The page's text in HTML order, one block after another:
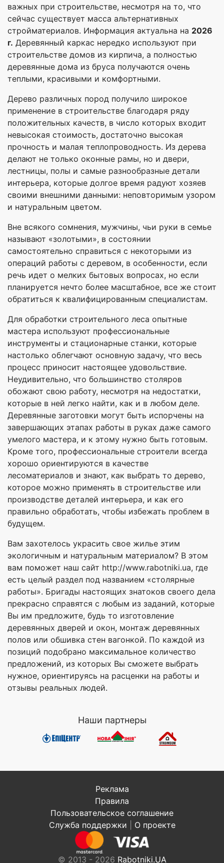
важных при строительстве, несмотря на то, что
сейчас существует масса альтернативных
стройматериалов. Информация актуальна на 2026
г. Деревянный каркас нередко используют при
строительстве домов из кирпича, а полностью
деревянные дома из бруса получаются очень
теплыми, красивыми и комфортными.
Дерево различных пород получило широкое
применение в строительстве благодаря ряду
положительных качеств, в число которых входит
невысокая стоимость, достаточно высокая
прочность и малая теплопроводность. Из дерева
делают не только оконные рамы, но и двери,
лестницы, полы и самые разнообразные детали
интерьера, которые долгое время радуют хозяев
своими внешними данными: неповторимым узором
и натуральным цветом.
Вне всякого сомнения, мужчины, чьи руки в семье
называют «золотыми», в состоянии
самостоятельно справиться с некоторыми из
операций работы с деревом, в особенности, если
речь идет о мелких бытовых вопросах, но если
планируется нечто более масштабное, все же стоит
обратиться к квалифицированным специалистам.
Для обработки строительного леса опытные
мастера используют профессиональные
инструменты и стационарные станки, которые
настолько облегчают основную задачу, что весь
процесс приносит настоящее удовольствие.
Неудивительно, что большинство столяров
обожают свою работу, несмотря на недостатки,
которые в ней легко найти, как и в любом деле.
Деревянные заготовки могут быть испорчены на
завершающих этапах работы в руках даже самого
умелого мастера, и к этому нужно быть готовым.
Кроме того, профессиональные строители всегда
хорошо ориентируются в качестве
лесоматериалов и знают, как выбрать то дерево,
которое можно применять в строительстве или
производстве деталей интерьера, и как его
правильно обработать, чтобы избежать проблем в
будущем.
Вам захотелось украсить свое жилье этим
экологичным и натуральным материалом? В этом
вам поможет наш сайт http://www.rabotniki.ua, где
есть целый раздел под названием «столярные
работы». Бригады настоящих знатоков своего дела
прекрасно справятся с любым из заданий, которые
Вы им предложите, будь то изготовление
деревянных дверей и окон, монтаж деревянных
полов или обшивка стен вагонкой. По каждой из
позиций подобрано максимальное количество
предложений, из которых Вы сможете выбрать
нужное, ориентируясь на расценки на работы и
отзывы реальных людей.
Наши партнеры
Реклама
Правила
Пользовательское соглашение
Служба поддержки
О проекте
© 2013 - 2026 Rabotniki.UA